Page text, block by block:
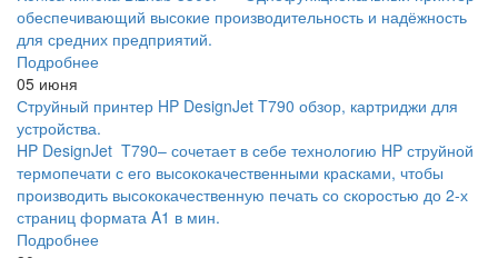
обеспечивающий высокие производительность и надёжность
для средних предприятий.
Подробнее
05 июня
Струйный принтер HP DesignJet T790 обзор, картриджи для
устройства.
HP DesignJet T790– сочетает в себе технологию HP струйной
термопечати с его высококачественными красками, чтобы
производить высококачественную печать со скоростью до 2-х
страниц формата A1 в мин.
Подробнее